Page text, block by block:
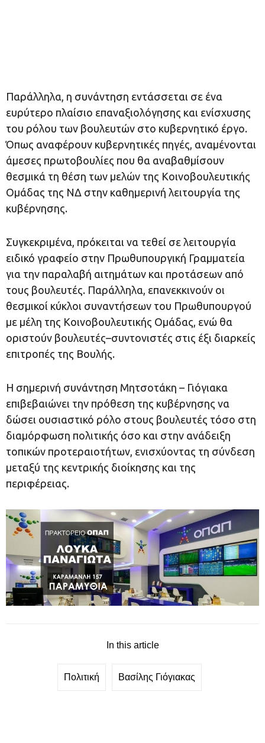
Παράλληλα, η συνάντηση εντάσσεται σε ένα
ευρύτερο πλαίσιο επαναξιολόγησης και ενίσχυσης
του ρόλου των βουλευτών στο κυβερνητικό έργο.
Όπως αναφέρουν κυβερνητικές πηγές, αναμένονται
άμεσες πρωτοβουλίες που θα αναβαθμίσουν
θεσμικά τη θέση των μελών της Κοινοβουλευτικής
Ομάδας της ΝΔ στην καθημερινή λειτουργία της
κυβέρνησης.
Συγκεκριμένα, πρόκειται να τεθεί σε λειτουργία
ειδικό γραφείο στην Πρωθυπουργική Γραμματεία
για την παραλαβή αιτημάτων και προτάσεων από
τους βουλευτές. Παράλληλα, επανεκκινούν οι
θεσμικοί κύκλοι συναντήσεων του Πρωθυπουργού
με μέλη της Κοινοβουλευτικής Ομάδας, ενώ θα
οριστούν βουλευτές–συντονιστές στις έξι διαρκείς
επιτροπές της Βουλής.
Η σημερινή συνάντηση Μητσοτάκη – Γιόγιακα
επιβεβαιώνει την πρόθεση της κυβέρνησης να
δώσει ουσιαστικό ρόλο στους βουλευτές τόσο στη
διαμόρφωση πολιτικής όσο και στην ανάδειξη
τοπικών προτεραιοτήτων, ενισχύοντας τη σύνδεση
μεταξύ της κεντρικής διοίκησης και της
περιφέρειας.
In this article
Πολιτική Βασίλης Γιόγιακας